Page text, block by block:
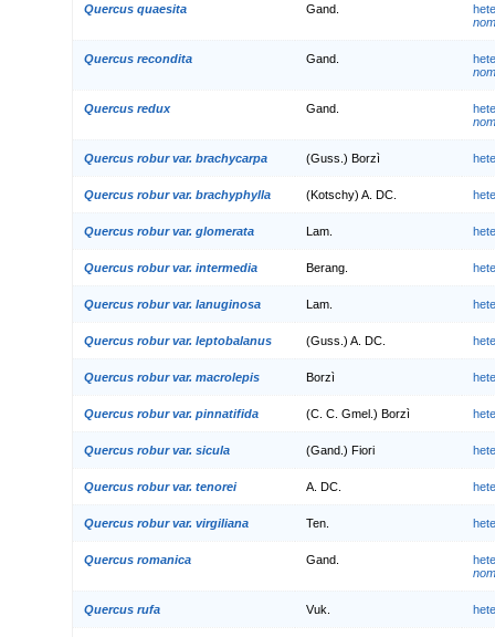
Quercus quaesita Gand.
Quercus recondita Gand.
Quercus redux Gand.
Quercus robur var. brachycarpa (Guss.) Borzì
Quercus robur var. brachyphylla (Kotschy) A. DC.
Quercus robur var. glomerata Lam.
Quercus robur var. intermedia Berang.
Quercus robur var. lanuginosa Lam.
Quercus robur var. leptobalanus (Guss.) A. DC.
Quercus robur var. macrolepis Borzì
Quercus robur var. pinnatifida (C. C. Gmel.) Borzì
Quercus robur var. sicula (Gand.) Fiori
Quercus robur var. tenorei A. DC.
Quercus robur var. virgiliana Ten.
Quercus romanica Gand.
Quercus rufa Vuk.